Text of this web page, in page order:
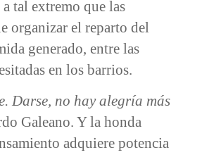
tal extremo que las
organizar el reparto del
generado, entre las
en los barrios.
Darse, no hay alegría más
Galeano. Y la honda
adquiere potencia